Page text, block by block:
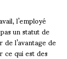
l’employé
un statut de
l’avantage de
qui est des